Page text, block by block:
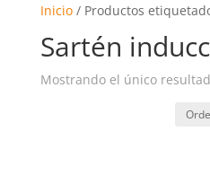
Inicio/ Productos
Sartén
Mostrando el único